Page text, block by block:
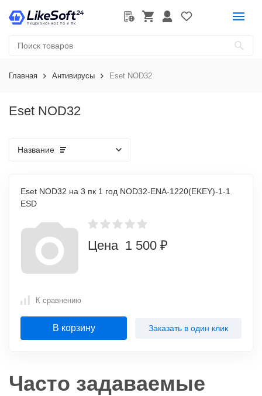
Главная Антивирусы Eset NOD32
Eset NOD32
Название
Eset NOD32 на 3 пк 1 год NOD32-ENA-1220(EKEY)-1-1
ESD
Цена 1 500 ₽
К сравнению
В корзину Заказать в один клик
Часто задаваемые